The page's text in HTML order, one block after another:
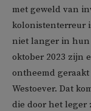
met geweld van
kolonistenterreur
niet langer in
oktober 2023 zijn
ontheemd
Westoever. Dat
die door het leger